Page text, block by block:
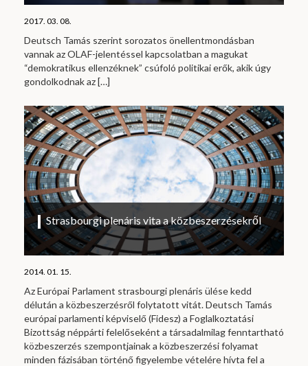
2017. 03. 08.
Deutsch Tamás szerint sorozatos önellentmondásban
vannak az OLAF-jelentéssel kapcsolatban a magukat
“demokratikus ellenzéknek” csúfoló politikai erők, akik úgy
gondolkodnak az[…]
Strasbourgi plenáris vita a közbeszerzésekről
2014. 01. 15.
Az Európai Parlament strasbourgi plenáris ülése kedd
délután a közbeszerzésről folytatott vitát. Deutsch Tamás
európai parlamenti képviselő (Fidesz) a Foglalkoztatási
Bizottság néppárti felelőseként a társadalmilag fenntartható
közbeszerzés szempontjainak a közbeszerzési folyamat
minden fázisában történő figyelembe vételére hívta fel a